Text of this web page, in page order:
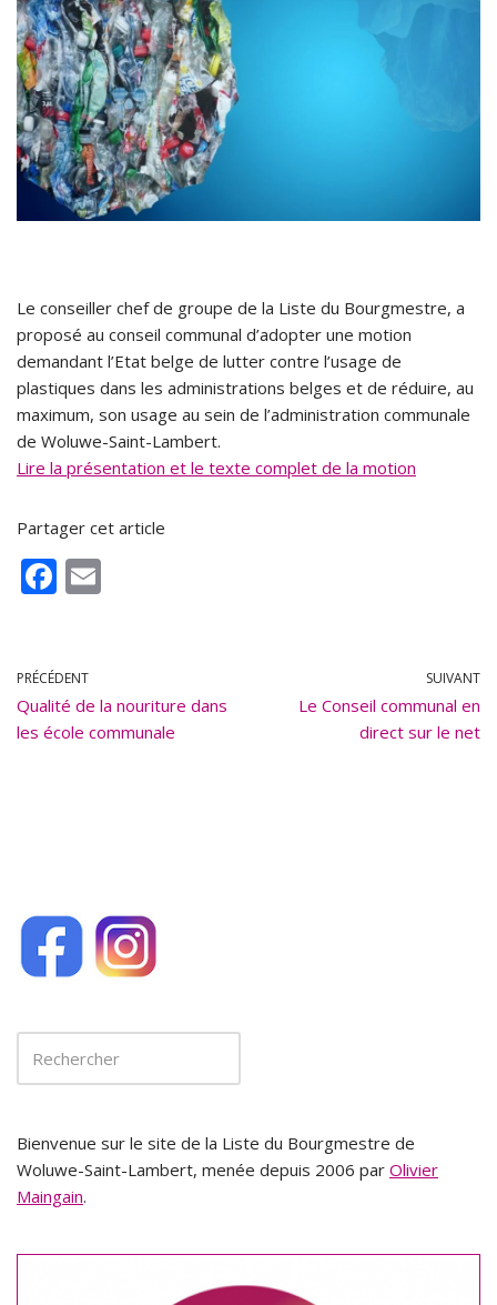
Le conseiller chef de groupe de la Liste du Bourgmestre, a
proposé au conseil communal d’adopter une motion
demandant l’Etat belge de lutter contre l’usage de
plastiques dans les administrations belges et de réduire, au
maximum, son usage au sein de l’administration communale
de Woluwe-Saint-Lambert.
Lire la présentation et le texte complet de la motion
Partager cet article
F
b
o
o
PRÉCÉDENT
Qualité de la nouriture dans
les école communale
SUIVANT
Le Conseil communal en
direct sur le net
Bienvenue sur le site de la Liste du Bourgmestre de
Woluwe-Saint-Lambert, menée depuis 2006 par Olivier
Maingain.